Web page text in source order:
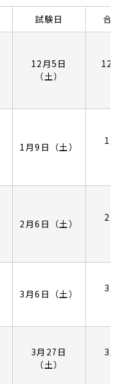
試験日 合格
12月5日
（土）
12月
1月9日（土）
1月
2月6日（土）
2月
3月6日（土）
3月
3月27日
（土）
3月